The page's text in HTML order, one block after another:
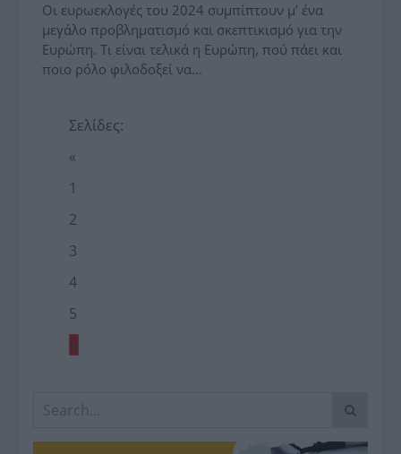
Οι ευρωεκλογές του 2024 συμπίπτουν μ’ ένα
μεγάλο προβληματισμό και σκεπτικισμό για την
Ευρώπη. Τι είναι τελικά η Ευρώπη, πού πάει και
ποιο ρόλο φιλοδοξεί να…
Σελίδες:
«
1
2
3
4
5
6